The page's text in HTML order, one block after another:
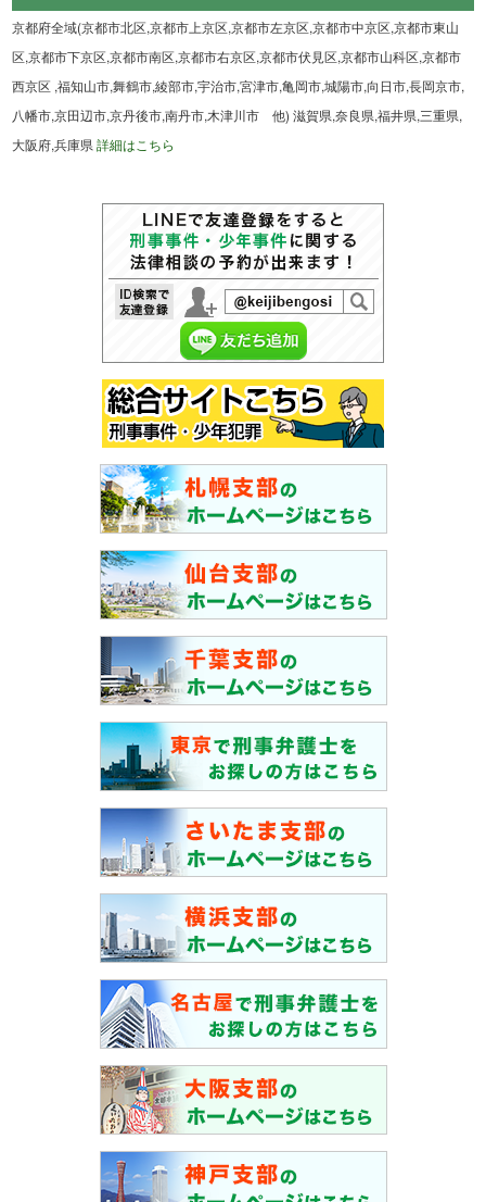
京都府全域(京都市北区,京都市上京区,京都市左京区,京都市中京区,京都市東山
区,京都市下京区,京都市南区,京都市右京区,京都市伏見区,京都市山科区,京都市
西京区 ,福知山市,舞鶴市,綾部市,宇治市,宮津市,亀岡市,城陽市,向日市,長岡京市,
八幡市,京田辺市,京丹後市,南丹市,木津川市 他) 滋賀県,奈良県,福井県,三重県,
大阪府,兵庫県詳細はこちら